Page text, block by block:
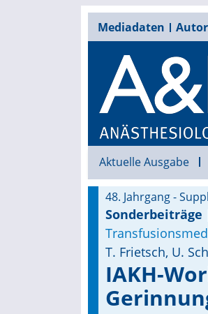
Mediadaten
Aktuelle Ausgabe
48. Jahrgang -
T. Frietsch, U.
IAKH-